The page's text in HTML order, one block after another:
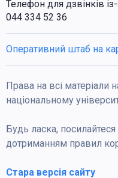
Телефон для дзвінків
044 334 52 36
Оперативний штаб на
Права на всі матеріали
національному
Будь ласка,
дотриманням правил
Стара версія сайту